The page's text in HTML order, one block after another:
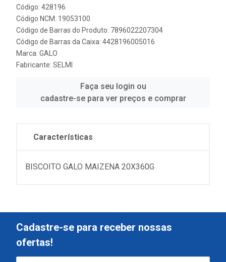
Código: 428196
Código NCM: 19053100
Código de Barras do Produto: 7896022207304
Código de Barras da Caixa: 4428196005016
Marca: GALO
Fabricante: SELMI
Faça seu login ou
cadastre-se para ver preços e comprar
Características
BISCOITO GALO MAIZENA 20X360G
Cadastre-se para receber nossas
ofertas!